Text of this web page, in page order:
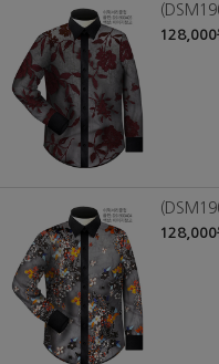
128,000
128,000